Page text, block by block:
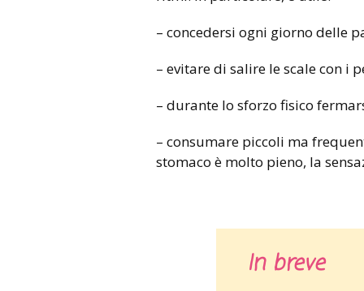
– concedersi ogni giorno delle
– evitare di salire le scale con i
– durante lo sforzo fisico
– consumare piccoli ma
stomaco è molto pieno, la
In breve